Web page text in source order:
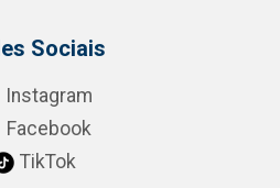
Sociais
Instagram
Facebook
TikTok